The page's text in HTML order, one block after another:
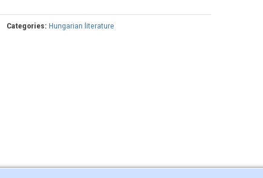
Categories: Hungarian literature